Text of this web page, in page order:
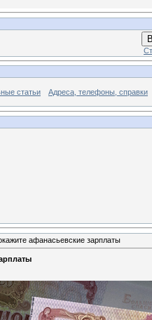
статьи Адреса, телефоны, справки
афанасьевские зарплаты